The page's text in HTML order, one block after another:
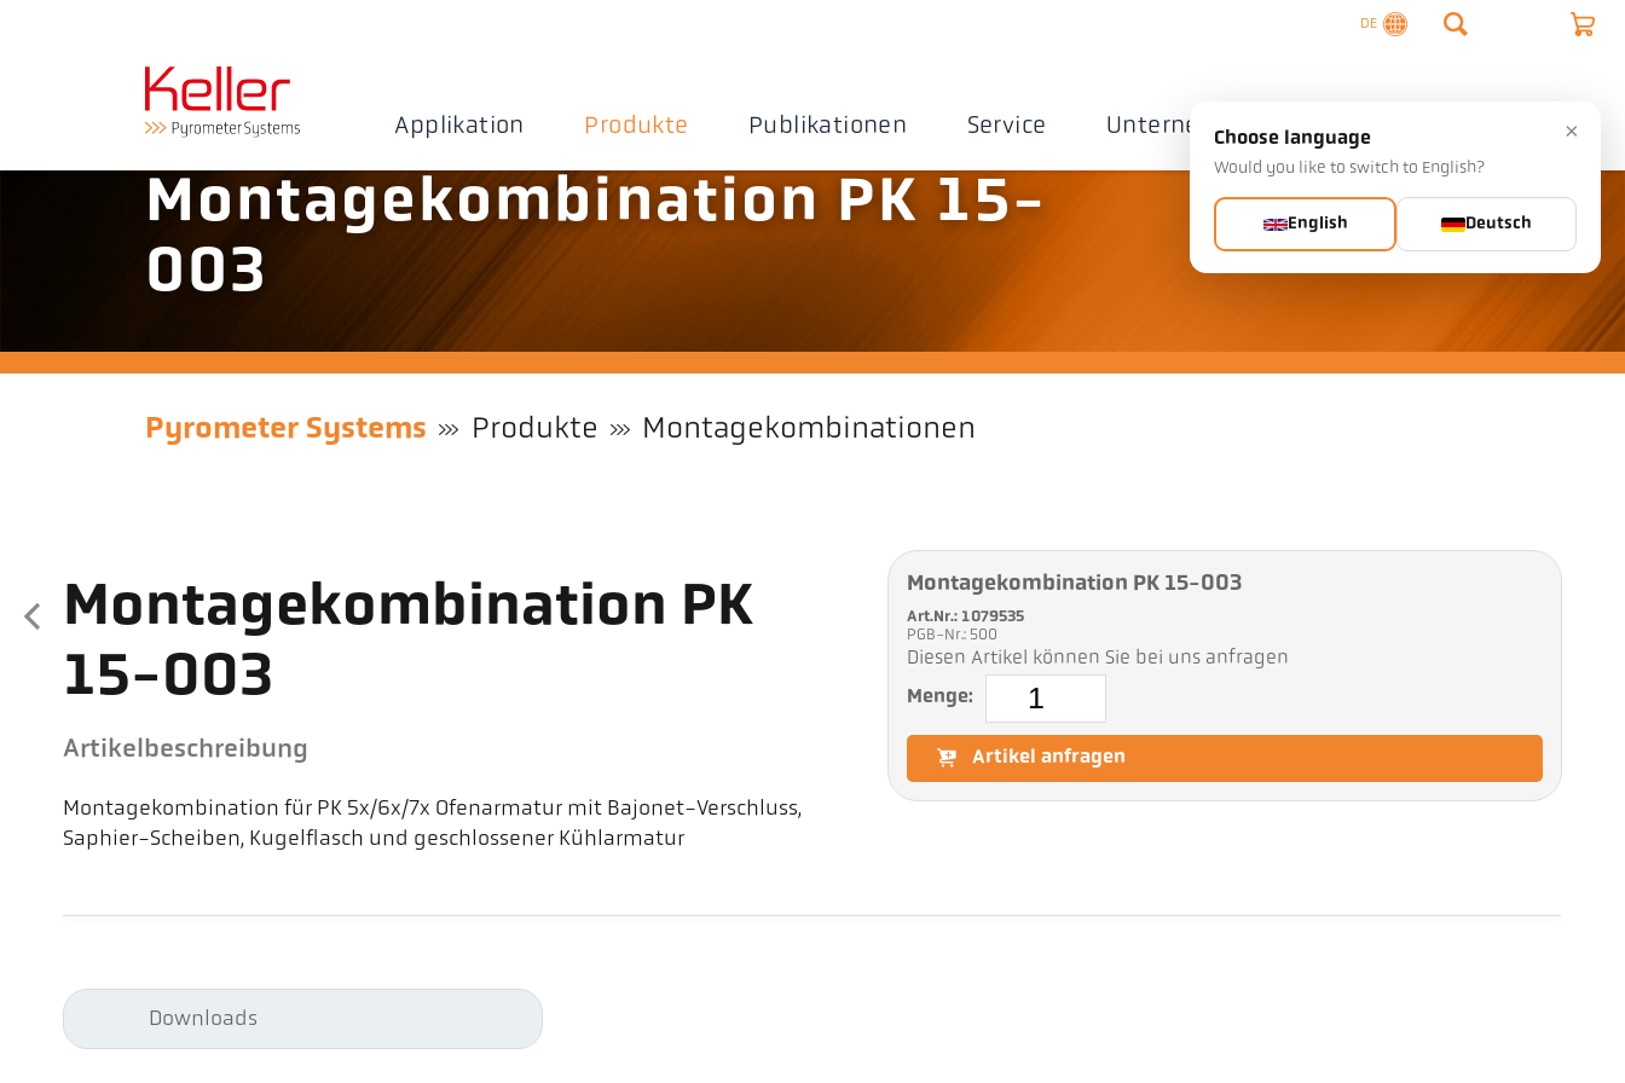
DE
Applikation Produkte Publikationen Service Unternehmen Kontakte
Montagekombination PK 15-
003
Pyrometer Systems Produkte Montagekombinationen
Montagekombination PK
15-003
Artikelbeschreibung
Montagekombination für PK 5x/6x/7x Ofenarmatur mit Bajonet-Verschluss,
Saphier-Scheiben, Kugelflasch und geschlossener Kühlarmatur
Montagekombination PK 15-003
Art.Nr.: 1079535
PGB-Nr.: 500
Diesen Artikel können Sie bei uns anfragen
Menge:
Artikel anfragen
Downloads
×
Choose language
Would you like to switch to English?
English Deutsch